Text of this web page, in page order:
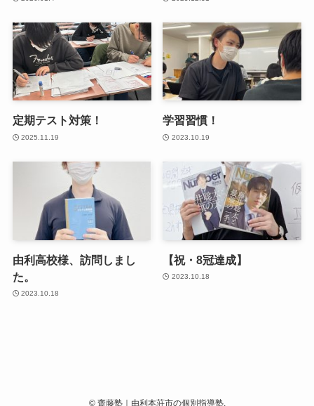
定期テスト対策！
2025.11.19
学習習慣！
2023.10.19
由利高校様、訪問しまし
た。
2023.10.18
【祝・8冠達成】
2023.10.18
©齋藤塾｜由利本荘市の個別指導塾.